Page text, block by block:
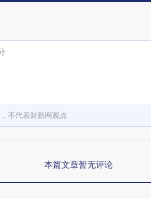
不代表财新网观点
本篇文章暂无评论